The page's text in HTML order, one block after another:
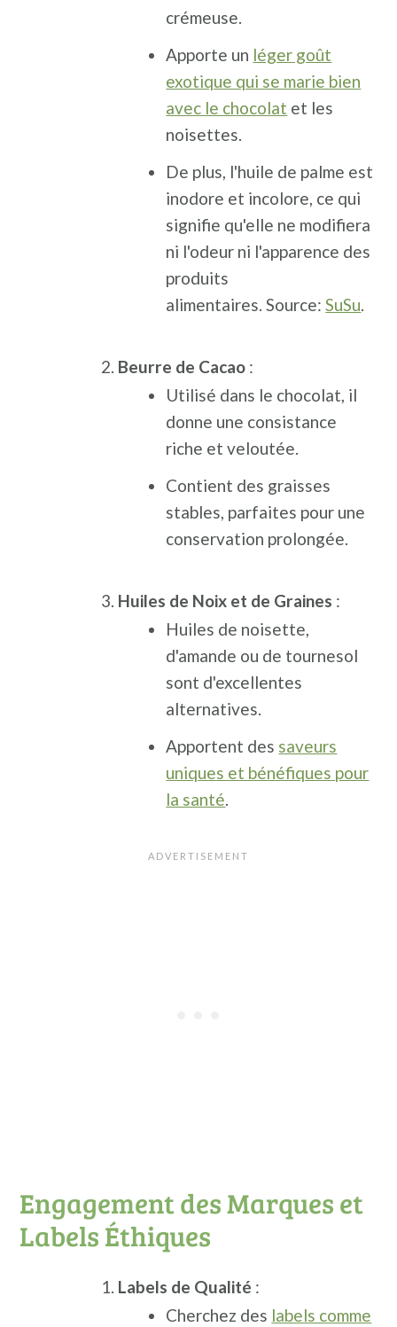
crémeuse.
Apporte un léger goût
exotique qui se marie bien
avec le chocolat et les
noisettes.
De plus, l'huile de palme est
inodore et incolore, ce qui
signifie qu'elle ne modifiera
ni l'odeur ni l'apparence des
produits
alimentaires. Source:SuSu.
Beurre de Cacao :
Utilisé dans le chocolat, il
donne une consistance
riche et veloutée.
Contient des graisses
stables, parfaites pour une
conservation prolongée.
Huiles de Noix et de Graines :
Huiles de noisette,
d'amande ou de tournesol
sont d'excellentes
alternatives.
Apportent des saveurs
uniques et bénéfiques pour
la santé.
Engagement des Marques et
Labels Éthiques
Labels de Qualité :
Cherchez des labels comme